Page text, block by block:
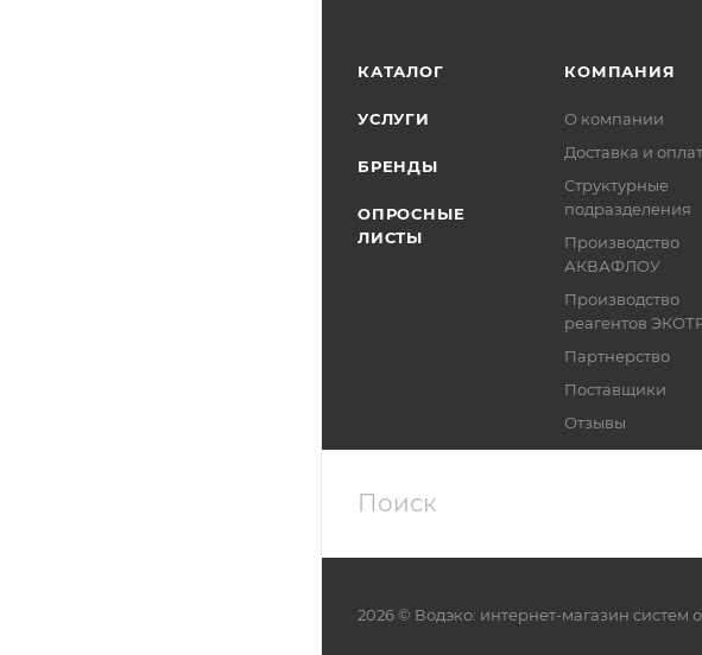
КАТАЛОГ
УСЛУГИ
БРЕНДЫ
ОПРОСНЫЕ
ЛИСТЫ
КОМПАНИЯ
О компании
Доставка и
Структурные
подразделения
Производство
АКВАФЛОУ
Производство
реагентов
Партнерство
Поставщики
Отзывы
Реквизиты
2026 © Водэко: интернет-магазин систем